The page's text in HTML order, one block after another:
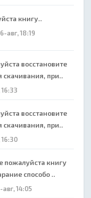
книгу..
авг, 18:19
восстановите
скачивания, при..
восстановите
скачивания, при..
16:30
пожалуйста книгу
способо ..
авг, 14:05